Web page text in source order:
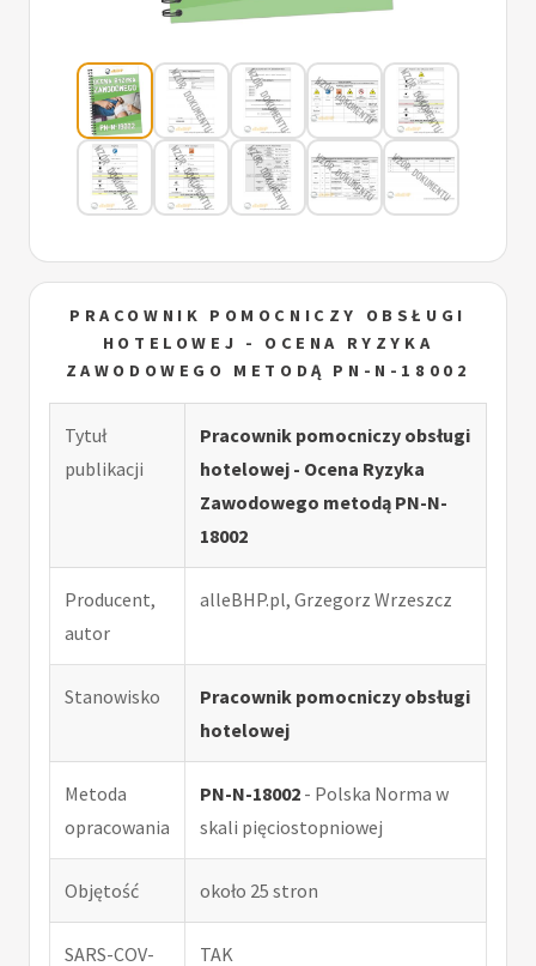
PRACOWNIK POMOCNICZY OBSŁUGI
HOTELOWEJ - OCENA RYZYKA
ZAWODOWEGO METODĄ PN-N-18002
Tytuł
publikacji
Pracownik pomocniczy obsługi
hotelowej - Ocena Ryzyka
Zawodowego metodą PN-N-
18002
Producent,
autor
alleBHP.pl, Grzegorz Wrzeszcz
Stanowisko
Pracownik pomocniczy obsługi
hotelowej
Metoda
opracowania
PN-N-18002 - Polska Norma w
skali pięciostopniowej
Objętość około 25 stron
SARS-COV-
TAK